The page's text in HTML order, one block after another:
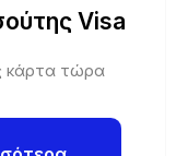
Visa
κάρτα τώρα